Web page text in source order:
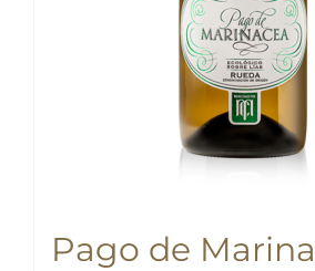
Pago de